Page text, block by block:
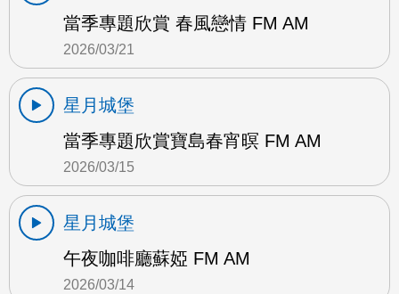
當季專題欣賞 春風戀情 FM AM
2026/03/21
星月城堡
當季專題欣賞寶島春宵暝 FM AM
2026/03/15
星月城堡
午夜咖啡廳蘇婭 FM AM
2026/03/14